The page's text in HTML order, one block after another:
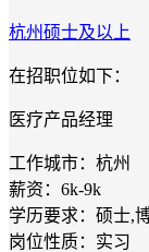
杭州硕士及以上
在招职位如下：
医疗产品经理
工作城市：杭州
薪资：6k-9k
学历要求：硕士,
岗位性质：实习